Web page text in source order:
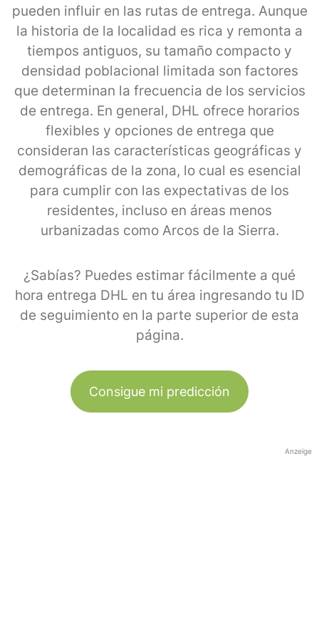
pueden influir en las rutas de entrega. Aunque
la historia de la localidad es rica y remonta a
tiempos antiguos, su tamaño compacto y
densidad poblacional limitada son factores
que determinan la frecuencia de los servicios
de entrega. En general, DHL ofrece horarios
flexibles y opciones de entrega que
consideran las características geográficas y
demográficas de la zona, lo cual es esencial
para cumplir con las expectativas de los
residentes, incluso en áreas menos
urbanizadas como Arcos de la Sierra.
¿Sabías? Puedes estimar fácilmente a qué
hora entrega DHL en tu área ingresando tu ID
de seguimiento en la parte superior de esta
página.
Consigue mi predicción
Anzeige